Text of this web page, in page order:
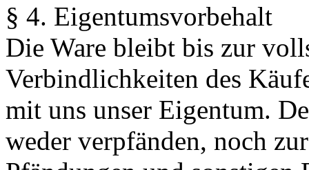
§ 4. Eigentumsvorbehalt
Die Ware bleibt bis zur
Verbindlichkeiten des
mit uns unser Eigentum.
weder verpfänden, noch